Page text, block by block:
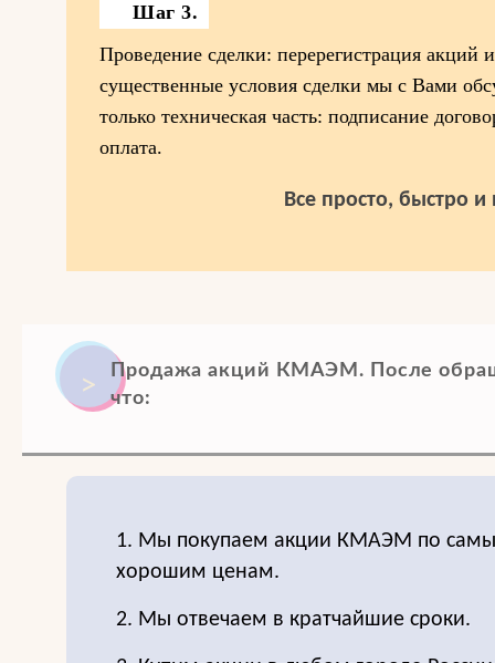
Шаг 3.
Проведение сделки: перерегистрация акций
существенные условия сделки мы с Вами
только техническая часть: подписание
оплата.
Все просто, быстро и
Продажа акций КМАЭМ. После
что:
1. Мы покупаем акции КМАЭМ по
хорошим ценам.
2. Мы отвечаем в кратчайшие сроки.